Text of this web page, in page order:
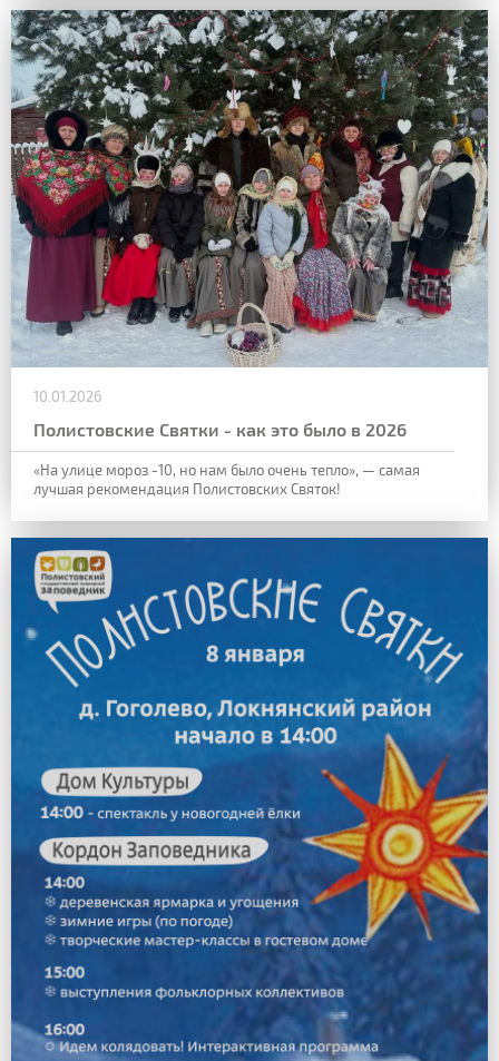
10.01.2026
Полистовские Святки - как это было в 2026
«На улице мороз -10, но нам было очень тепло», — самая
лучшая рекомендация Полистовских Святок!